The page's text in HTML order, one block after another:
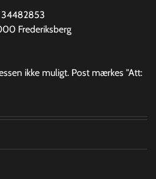
34482853
Frederiksberg
ikke muligt. Post mærkes "Att: